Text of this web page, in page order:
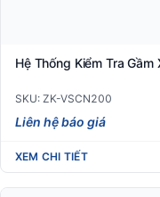
Hệ Thống Kiểm Tra
SKU: ZK-VSCN200
Liên hệ báo giá
XEM CHI TIẾT